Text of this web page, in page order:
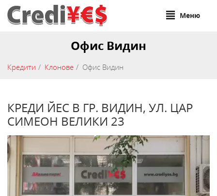
Меню
Офис Видин
Кредити Клонове Офис Видин
КРЕДИ ЙЕС В ГР. ВИДИН, УЛ. ЦАР
СИМЕОН ВЕЛИКИ 23